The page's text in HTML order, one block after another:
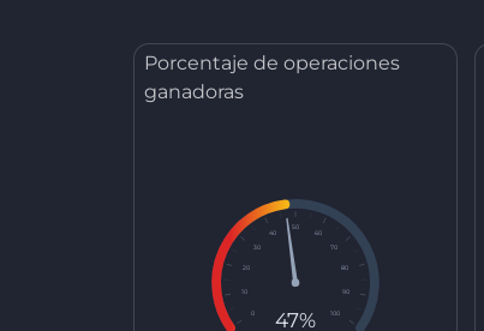
Porcentaje de operaciones
ganadoras
0
10
20
30
40
50
60
70
80
90
100
47%